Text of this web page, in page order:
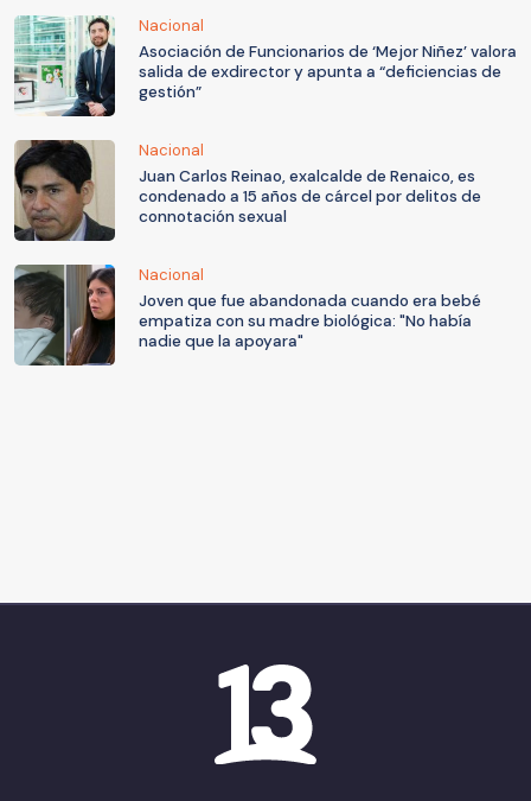
Nacional
Asociación de Funcionarios de ‘Mejor Niñez’ valora
salida de exdirector y apunta a “deficiencias de
gestión”
Nacional
Juan Carlos Reinao, exalcalde de Renaico, es
condenado a 15 años de cárcel por delitos de
connotación sexual
Nacional
Joven que fue abandonada cuando era bebé
empatiza con su madre biológica: "No había
nadie que la apoyara"